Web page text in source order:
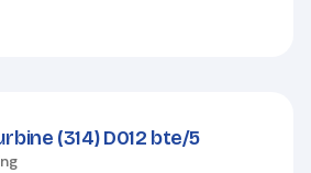
(314) D012 bte/5